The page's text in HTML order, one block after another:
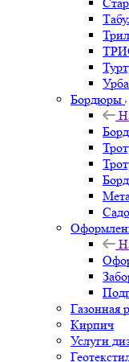
Бордюры
Газонная
Кирпич
Услуги